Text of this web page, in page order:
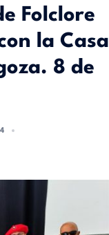
Folclore
la Casa
8 de